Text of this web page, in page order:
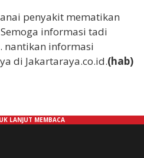
penyakit mematikan
informasi tadi
nantikan informasi
di Jakartaraya.co.id.(hab)